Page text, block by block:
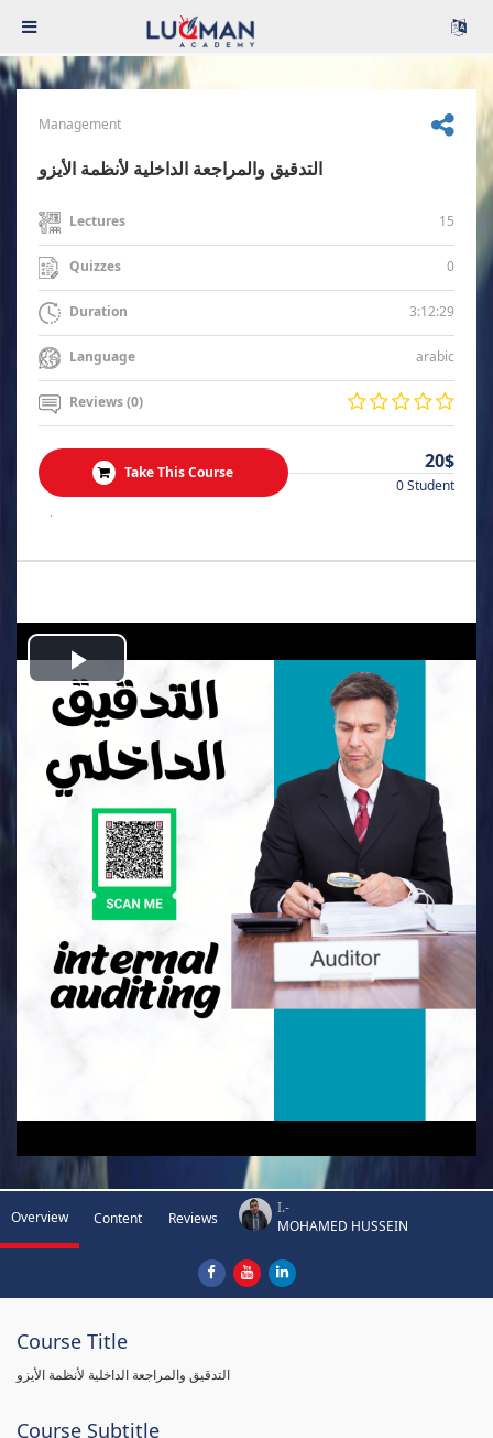
Management
التدقيق والمراجعة الداخلية لأنظمة الأيزو
Lectures 15
Quizzes 0
Duration 3:12:29
Language arabic
Reviews (0)
Take This Course 20$
0 Student
.
Play
Video
Overview Content Reviews
I.-
MOHAMED HUSSEIN
Course Title
التدقيق والمراجعة الداخلية لأنظمة الأيزو
Course Subtitle